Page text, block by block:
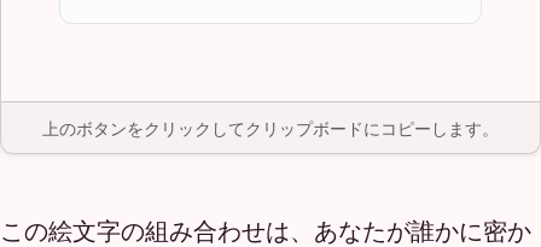
上のボタンをクリックしてクリップボードにコピーします。
この絵文字の組み合わせは、あなたが誰かに密か